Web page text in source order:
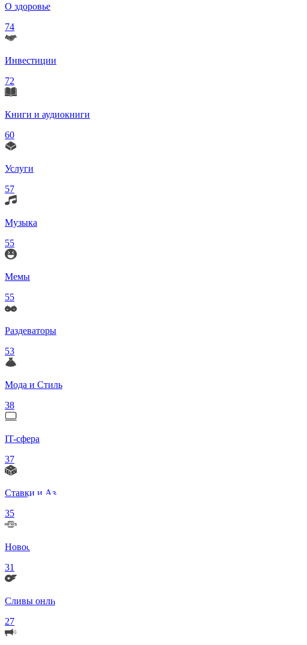
О здоровье
74
Инвестиции
72
Книги и аудиокниги
60
Услуги
57
Музыка
55
Мемы
55
Раздеваторы
53
Мода и Стиль
38
IT-сфера
37
Ставки и Азартные игры
35
Новости в мире
31
Сливы онлифанс моделей 18+
27